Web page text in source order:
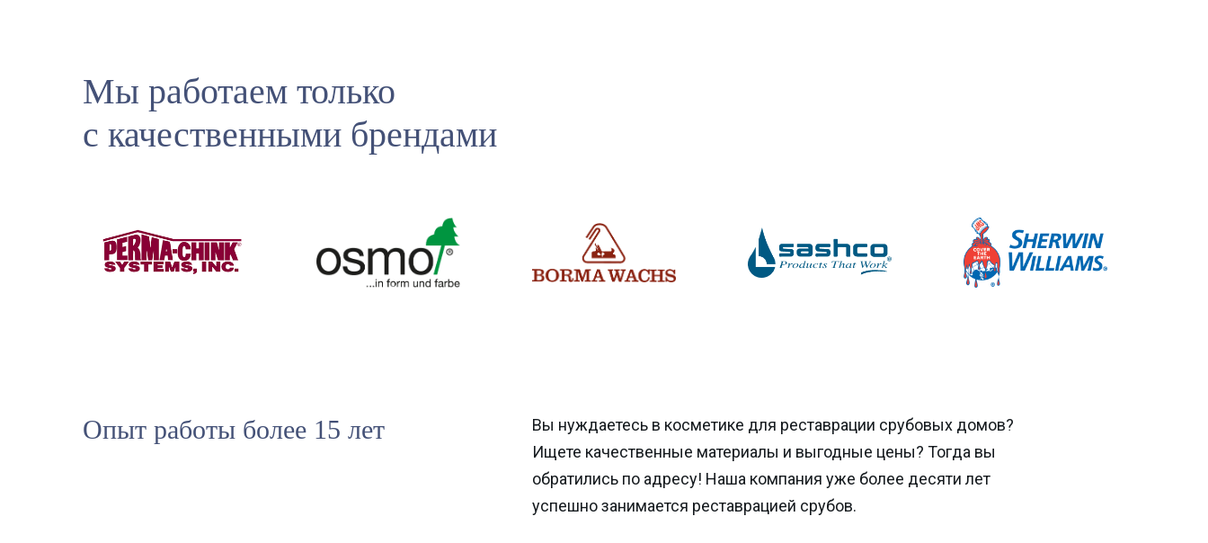
Мы работаем только
с качественными брендами
Опыт работы более 15 лет
Вы нуждаетесь в косметике для реставрации срубовых домов?
Ищете качественные материалы и выгодные цены? Тогда вы
обратились по адресу! Наша компания уже более десяти лет
успешно занимается реставрацией срубов.